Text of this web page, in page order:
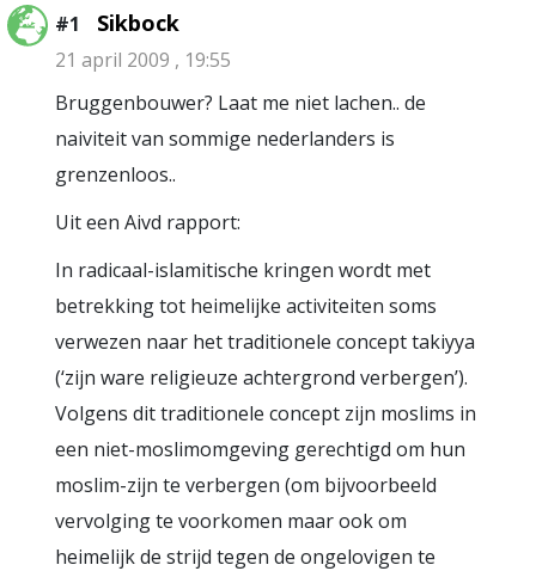
#1 Sikbock
21 april 2009 , 19:55
Bruggenbouwer? Laat me niet lachen.. de
naiviteit van sommige nederlanders is
grenzenloos..
Uit een Aivd rapport:
In radicaal-islamitische kringen wordt met
betrekking tot heimelijke activiteiten soms
verwezen naar het traditionele concept takiyya
(‘zijn ware religieuze achtergrond verbergen’).
Volgens dit traditionele concept zijn moslims in
een niet-moslimomgeving gerechtigd om hun
moslim-zijn te verbergen (om bijvoorbeeld
vervolging te voorkomen maar ook om
heimelijk de strijd tegen de ongelovigen te